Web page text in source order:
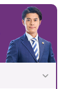
しないよう
を軽減する
ままの離婚